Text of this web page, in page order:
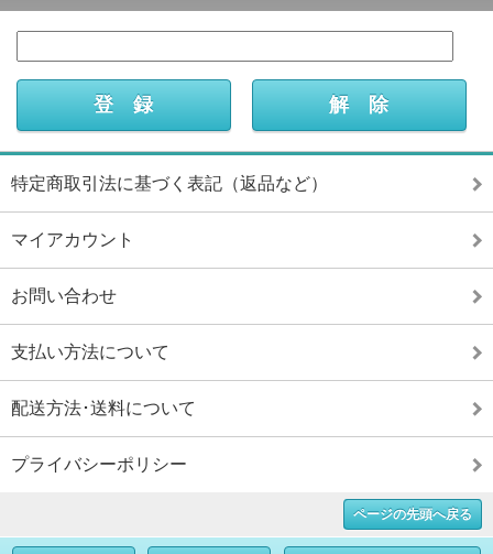
特定商取引法に基づく表記（返品など）
マイアカウント
お問い合わせ
支払い方法について
配送方法･送料について
プライバシーポリシー
ページの先頭へ戻る